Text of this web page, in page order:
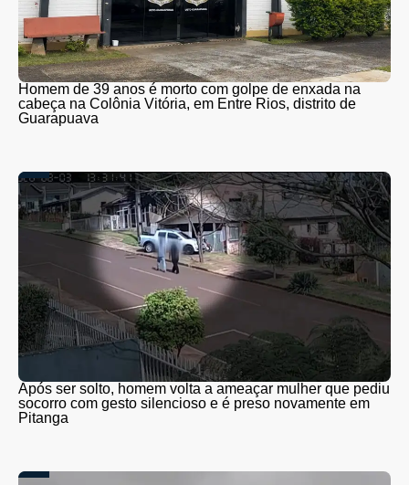
Homem de 39 anos é morto com golpe de enxada na
cabeça na Colônia Vitória, em Entre Rios, distrito de
Guarapuava
Após ser solto, homem volta a ameaçar mulher que pediu
socorro com gesto silencioso e é preso novamente em
Pitanga